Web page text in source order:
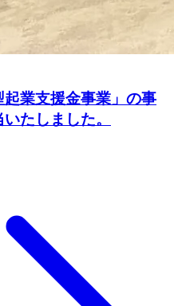
起業支援金事業」の事
たしました。